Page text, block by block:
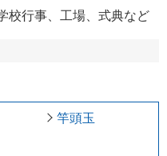
校行事、工場、式典など
竿頭玉